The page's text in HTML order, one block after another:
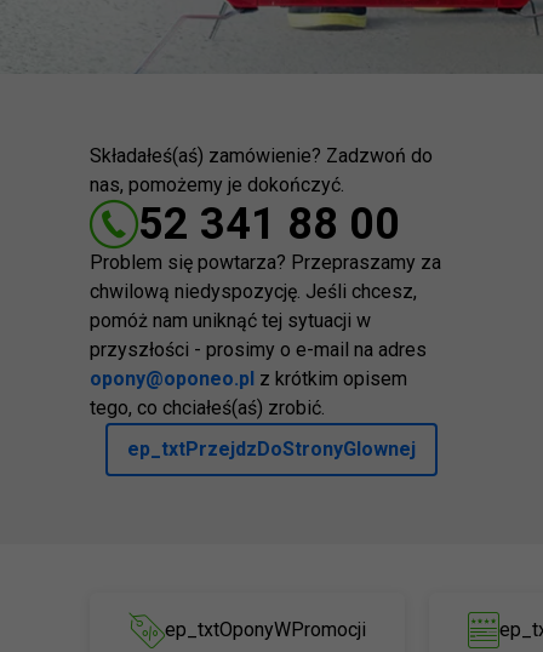
Składałeś(aś) zamówienie? Zadzwoń do
nas, pomożemy je dokończyć.
52 341 88 00
Problem się powtarza? Przepraszamy za
chwilową niedyspozycję. Jeśli chcesz,
pomóż nam uniknąć tej sytuacji w
przyszłości - prosimy o e-mail na adres
opony@oponeo.pl z krótkim opisem
tego, co chciałeś(aś) zrobić.
ep_txtPrzejdzDoStronyGlownej
ep_txtOponyWPromocji